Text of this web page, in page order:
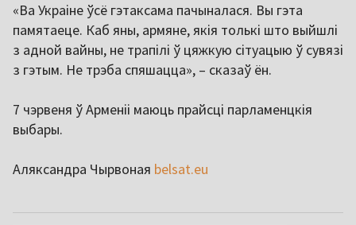
«Ва Украіне ўсё гэтаксама пачыналася. Вы гэта
памятаеце. Каб яны, армяне, якія толькі што выйшлі
з адной вайны, не трапілі ў цяжкую сітуацыю ў сувязі
з гэтым. Не трэба спяшацца», – сказаў ён.
7 чэрвеня ў Арменіі маюць прайсці парламенцкія
выбары.
Аляксандра Чырвоная belsat.eu